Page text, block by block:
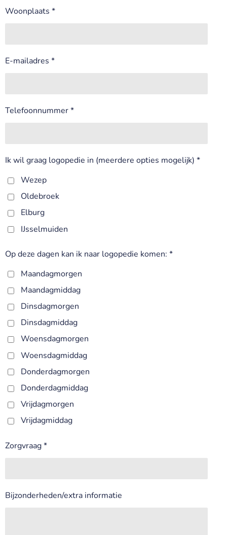
Woonplaats *
E-mailadres *
Telefoonnummer *
Ik wil graag logopedie in (meerdere opties mogelijk) *
Wezep
Oldebroek
Elburg
IJsselmuiden
Op deze dagen kan ik naar logopedie komen: *
Maandagmorgen
Maandagmiddag
Dinsdagmorgen
Dinsdagmiddag
Woensdagmorgen
Woensdagmiddag
Donderdagmorgen
Donderdagmiddag
Vrijdagmorgen
Vrijdagmiddag
Zorgvraag *
Bijzonderheden/extra informatie